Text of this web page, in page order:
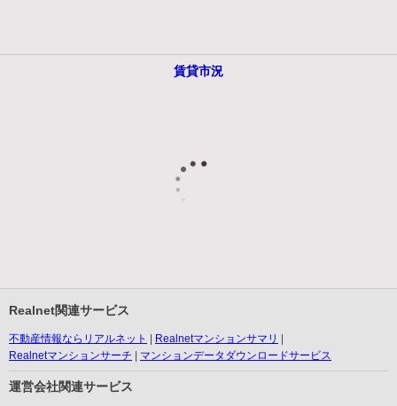
賃貸市況
Realnet関連サービス
不動産情報ならリアルネット
Realnetマンションサマリ
Realnetマンションサーチ
マンションデータダウンロードサービス
運営会社関連サービス